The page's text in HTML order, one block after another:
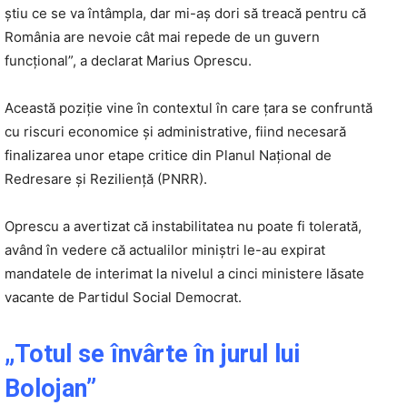
știu ce se va întâmpla, dar mi-aș dori să treacă pentru că
România are nevoie cât mai repede de un guvern
funcțional”, a declarat Marius Oprescu.
Această poziție vine în contextul în care țara se confruntă
cu riscuri economice și administrative, fiind necesară
finalizarea unor etape critice din Planul Național de
Redresare și Reziliență (PNRR).
Oprescu a avertizat că instabilitatea nu poate fi tolerată,
având în vedere că actualilor miniștri le-au expirat
mandatele de interimat la nivelul a cinci ministere lăsate
vacante de Partidul Social Democrat.
„Totul se învârte în jurul lui
Bolojan”